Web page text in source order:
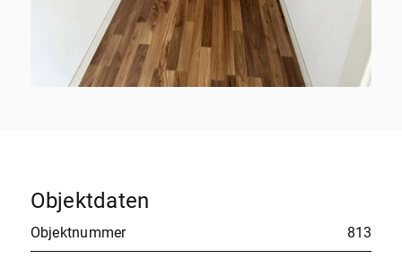
Objektdaten
Objektnummer 813